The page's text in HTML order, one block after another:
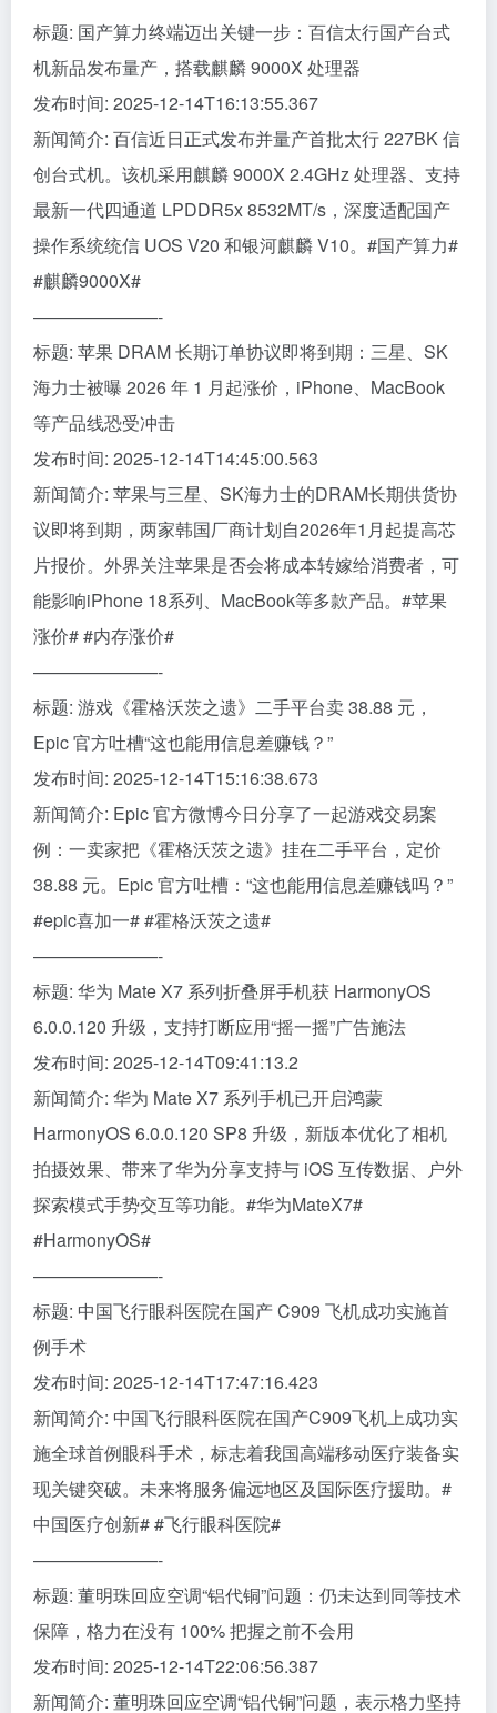
标题: 国产算力终端迈出关键一步：百信太行国产台式
机新品发布量产，搭载麒麟 9000X 处理器
发布时间: 2025-12-14T16:13:55.367
新闻简介: 百信近日正式发布并量产首批太行 227BK 信
创台式机。该机采用麒麟 9000X 2.4GHz 处理器、支持
最新一代四通道 LPDDR5x 8532MT/s，深度适配国产
操作系统统信 UOS V20 和银河麒麟 V10。#国产算力#
#麒麟9000X#
———————-
标题: 苹果 DRAM 长期订单协议即将到期：三星、SK
海力士被曝 2026 年 1 月起涨价，iPhone、MacBook
等产品线恐受冲击
发布时间: 2025-12-14T14:45:00.563
新闻简介: 苹果与三星、SK海力士的DRAM长期供货协
议即将到期，两家韩国厂商计划自2026年1月起提高芯
片报价。外界关注苹果是否会将成本转嫁给消费者，可
能影响iPhone 18系列、MacBook等多款产品。#苹果
涨价# #内存涨价#
———————-
标题: 游戏《霍格沃茨之遗》二手平台卖 38.88 元，
Epic 官方吐槽“这也能用信息差赚钱？”
发布时间: 2025-12-14T15:16:38.673
新闻简介: Epic 官方微博今日分享了一起游戏交易案
例：一卖家把《霍格沃茨之遗》挂在二手平台，定价
38.88 元。Epic 官方吐槽：“这也能用信息差赚钱吗？”
#epic喜加一# #霍格沃茨之遗#
———————-
标题: 华为 Mate X7 系列折叠屏手机获 HarmonyOS
6.0.0.120 升级，支持打断应用“摇一摇”广告施法
发布时间: 2025-12-14T09:41:13.2
新闻简介: 华为 Mate X7 系列手机已开启鸿蒙
HarmonyOS 6.0.0.120 SP8 升级，新版本优化了相机
拍摄效果、带来了华为分享支持与 iOS 互传数据、户外
探索模式手势交互等功能。#华为MateX7#
#HarmonyOS#
———————-
标题: 中国飞行眼科医院在国产 C909 飞机成功实施首
例手术
发布时间: 2025-12-14T17:47:16.423
新闻简介: 中国飞行眼科医院在国产C909飞机上成功实
施全球首例眼科手术，标志着我国高端移动医疗装备实
现关键突破。未来将服务偏远地区及国际医疗援助。#
中国医疗创新# #飞行眼科医院#
———————-
标题: 董明珠回应空调“铝代铜”问题：仍未达到同等技术
保障，格力在没有 100% 把握之前不会用
发布时间: 2025-12-14T22:06:56.387
新闻简介: 董明珠回应空调“铝代铜”问题，表示格力坚持